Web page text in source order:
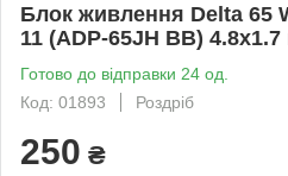
Блок живлення Delta 65
11 (ADP-65JH BB)
Готово до відправки 24 од.
Код: 01893
Роздріб
250 ₴